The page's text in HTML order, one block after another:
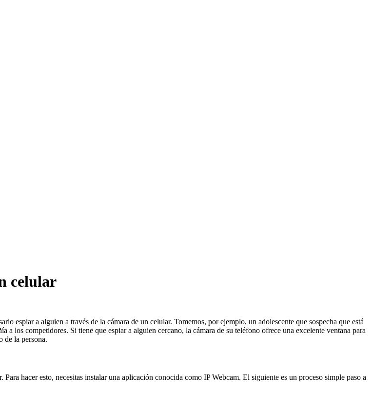
celular
espiar a alguien a través de la cámara de un celular. Tomemos, por ejemplo, un adolescente que sospecha que está
a los competidores. Si tiene que espiar a alguien cercano, la cámara de su teléfono ofrece una excelente ventana para
de la persona.
hacer esto, necesitas instalar una aplicación conocida como IP Webcam. El siguiente es un proceso simple paso a